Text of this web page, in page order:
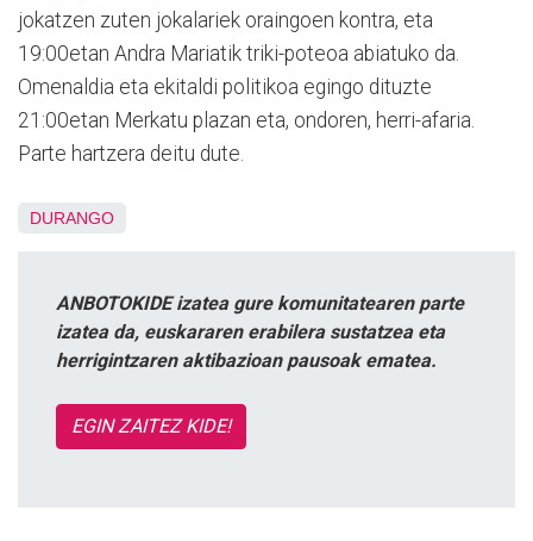
jokatzen zuten jokalariek oraingoen kontra, eta
19:00etan Andra Mariatik triki-poteoa abiatuko da.
Omenaldia eta ekitaldi politikoa egingo dituzte
21:00etan Merkatu plazan eta, ondoren, herri-afaria.
Parte hartzera deitu dute.
DURANGO
ANBOTOKIDE izatea gure komunitatearen parte
izatea da, euskararen erabilera sustatzea eta
herrigintzaren aktibazioan pausoak ematea.
EGIN ZAITEZ KIDE!